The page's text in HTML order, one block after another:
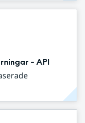
- API